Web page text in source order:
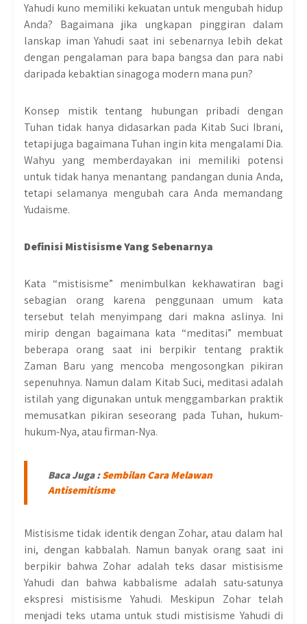
Yahudi kuno memiliki kekuatan untuk mengubah hidup
Anda? Bagaimana jika ungkapan pinggiran dalam
lanskap iman Yahudi saat ini sebenarnya lebih dekat
dengan pengalaman para bapa bangsa dan para nabi
daripada kebaktian sinagoga modern mana pun?
Konsep mistik tentang hubungan pribadi dengan
Tuhan tidak hanya didasarkan pada Kitab Suci Ibrani,
tetapi juga bagaimana Tuhan ingin kita mengalami Dia.
Wahyu yang memberdayakan ini memiliki potensi
untuk tidak hanya menantang pandangan dunia Anda,
tetapi selamanya mengubah cara Anda memandang
Yudaisme.
Definisi Mistisisme Yang Sebenarnya
Kata “mistisisme” menimbulkan kekhawatiran bagi
sebagian orang karena penggunaan umum kata
tersebut telah menyimpang dari makna aslinya. Ini
mirip dengan bagaimana kata “meditasi” membuat
beberapa orang saat ini berpikir tentang praktik
Zaman Baru yang mencoba mengosongkan pikiran
sepenuhnya. Namun dalam Kitab Suci, meditasi adalah
istilah yang digunakan untuk menggambarkan praktik
memusatkan pikiran seseorang pada Tuhan, hukum-
hukum-Nya, atau firman-Nya.
Baca Juga :Sembilan Cara Melawan
Antisemitisme
Mistisisme tidak identik dengan Zohar, atau dalam hal
ini, dengan kabbalah. Namun banyak orang saat ini
berpikir bahwa Zohar adalah teks dasar mistisisme
Yahudi dan bahwa kabbalisme adalah satu-satunya
ekspresi mistisisme Yahudi. Meskipun Zohar telah
menjadi teks utama untuk studi mistisisme Yahudi di